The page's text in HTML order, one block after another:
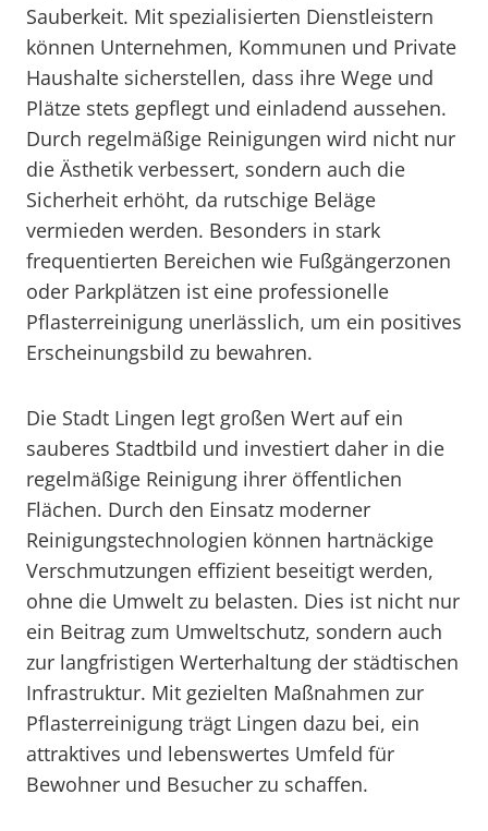
Sauberkeit. Mit spezialisierten Dienstleistern
können Unternehmen, Kommunen und Private
Haushalte sicherstellen, dass ihre Wege und
Plätze stets gepflegt und einladend aussehen.
Durch regelmäßige Reinigungen wird nicht nur
die Ästhetik verbessert, sondern auch die
Sicherheit erhöht, da rutschige Beläge
vermieden werden. Besonders in stark
frequentierten Bereichen wie Fußgängerzonen
oder Parkplätzen ist eine professionelle
Pflasterreinigung unerlässlich, um ein positives
Erscheinungsbild zu bewahren.
Die Stadt Lingen legt großen Wert auf ein
sauberes Stadtbild und investiert daher in die
regelmäßige Reinigung ihrer öffentlichen
Flächen. Durch den Einsatz moderner
Reinigungstechnologien können hartnäckige
Verschmutzungen effizient beseitigt werden,
ohne die Umwelt zu belasten. Dies ist nicht nur
ein Beitrag zum Umweltschutz, sondern auch
zur langfristigen Werterhaltung der städtischen
Infrastruktur. Mit gezielten Maßnahmen zur
Pflasterreinigung trägt Lingen dazu bei, ein
attraktives und lebenswertes Umfeld für
Bewohner und Besucher zu schaffen.